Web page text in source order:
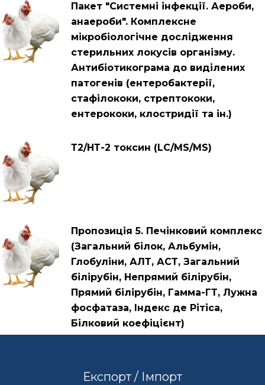
Пакет "Системні інфекції. Аероби,
анаероби". Комплексне
мікробіологічне дослідження
стерильних локусів організму.
Антибіотикограма до виділених
патогенів (ентеробактерії,
стафілококи, стрептококи,
ентерококи, клостридії та ін.)
Т2/НТ-2 токсин (LC/MS/MS)
Пропозиція 5. Печінковий комплекс
(Загальний білок, Альбумін,
Глобуліни, АЛТ, АСТ, Загальний
білірубін, Непрямий білірубін,
Прямий білірубін, Гамма-ГТ, Лужна
фосфатаза, Індекс де Рітіса,
Білковий коефіцієнт)
Експорт / Імпорт